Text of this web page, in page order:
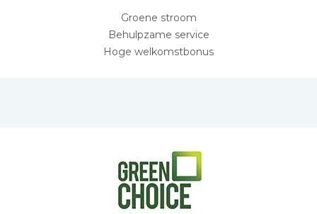
Groene stroom
Behulpzame service
Hoge welkomstbonus